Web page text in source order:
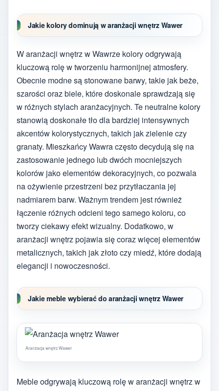
Jakie kolory dominują w aranżacji wnętrz Wawer
W aranżacji wnętrz w Wawrze kolory odgrywają
kluczową rolę w tworzeniu harmonijnej atmosfery.
Obecnie modne są stonowane barwy, takie jak beże,
szarości oraz biele, które doskonale sprawdzają się
w różnych stylach aranżacyjnych. Te neutralne kolory
stanowią doskonałe tło dla bardziej intensywnych
akcentów kolorystycznych, takich jak zielenie czy
granaty. Mieszkańcy Wawra często decydują się na
zastosowanie jednego lub dwóch mocniejszych
kolorów jako elementów dekoracyjnych, co pozwala
na ożywienie przestrzeni bez przytłaczania jej
nadmiarem barw. Ważnym trendem jest również
łączenie różnych odcieni tego samego koloru, co
tworzy ciekawy efekt wizualny. Dodatkowo, w
aranżacji wnętrz pojawia się coraz więcej elementów
metalicznych, takich jak złoto czy miedź, które dodają
elegancji i nowoczesności.
Jakie meble wybierać do aranżacji wnętrz Wawer
Aranżacja wnętrz Wawer
Meble odgrywają kluczową rolę w aranżacji wnętrz w